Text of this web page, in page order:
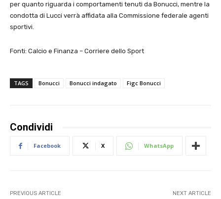
per quanto riguarda i comportamenti tenuti da Bonucci, mentre la
condotta di Lucci verrà affidata alla Commissione federale agenti
sportivi.
Fonti: Calcio e Finanza – Corriere dello Sport
TAGS Bonucci Bonucci indagato Figc Bonucci
Condividi
Facebook X WhatsApp
PREVIOUS ARTICLE NEXT ARTICLE